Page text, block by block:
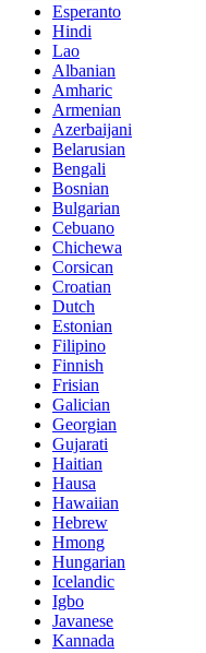
Esperanto
Hindi
Lao
Albanian
Amharic
Armenian
Azerbaijani
Belarusian
Bengali
Bosnian
Bulgarian
Cebuano
Chichewa
Corsican
Croatian
Dutch
Estonian
Filipino
Finnish
Frisian
Galician
Georgian
Gujarati
Haitian
Hausa
Hawaiian
Hebrew
Hmong
Hungarian
Icelandic
Igbo
Javanese
Kannada